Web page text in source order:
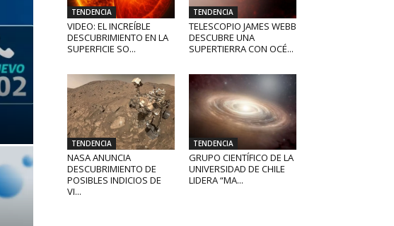
TENDENCIA
VIDEO: EL INCREÍBLE
DESCUBRIMIENTO EN LA
SUPERFICIE SO...
TENDENCIA
TELESCOPIO JAMES WEBB
DESCUBRE UNA
SUPERTIERRA CON OCÉ...
TENDENCIA
NASA ANUNCIA
DESCUBRIMIENTO DE
POSIBLES INDICIOS DE
VI...
TENDENCIA
GRUPO CIENTÍFICO DE LA
UNIVERSIDAD DE CHILE
LIDERA “MA...